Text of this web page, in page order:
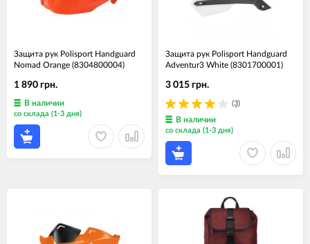
Защита рук Polisport Handguard
Nomad Orange (8304800004)
1 890 грн.
В наличии
со склада (1-3 дня)
Защита рук Polisport Handguard
Adventur3 White (8301700001)
(3)
3 015 грн.
В наличии
со склада (1-3 дня)